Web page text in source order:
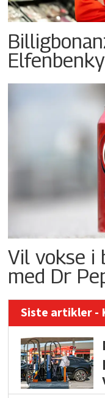
Vil vokse i
med Dr
Siste artikler -